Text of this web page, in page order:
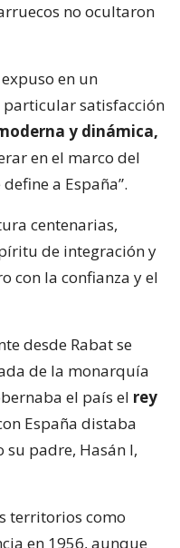
no ocultaron
expuso en un
particular satisfacción
y dinámica,
en el marco del
a España”.
centenarias,
de integración y
con la confianza y el
desde Rabat se
de la monarquía
el país el rey
España distaba
padre, Hasán I,
territorios como
en 1956, aunque